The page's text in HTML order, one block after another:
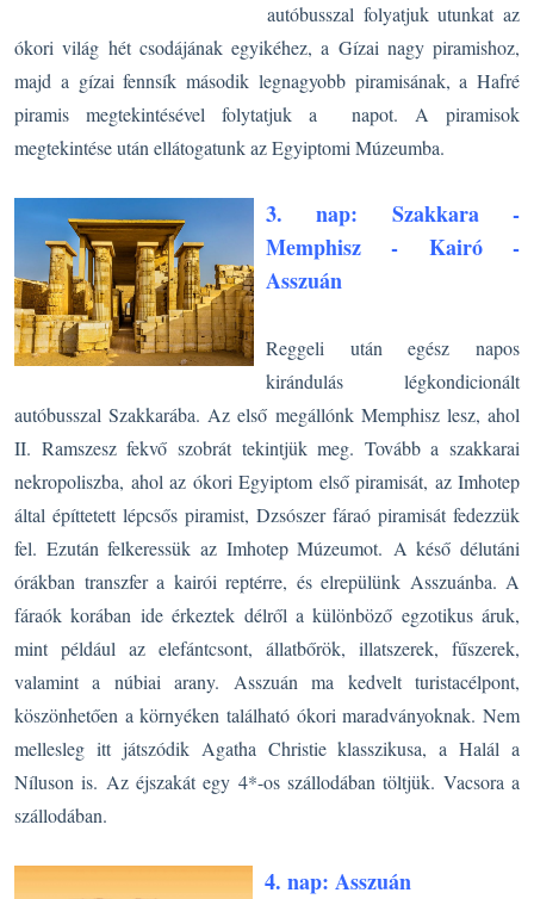
autóbusszal folyatjuk utunkat az
ókori világ hét csodájának egyikéhez, a Gízai nagy piramishoz,
majd a gízai fennsík második legnagyobb piramisának, a Hafré
piramis megtekintésével folytatjuk a napot. A piramisok
megtekintése után ellátogatunk az Egyiptomi Múzeumba.
3. nap: Szakkara -
Memphisz - Kairó -
Asszuán
Reggeli után egész napos
kirándulás légkondicionált
autóbusszal Szakkarába. Az első megállónk Memphisz lesz, ahol
II. Ramszesz fekvő szobrát tekintjük meg. Tovább a szakkarai
nekropoliszba, ahol az ókori Egyiptom első piramisát, az Imhotep
által építtetett lépcsős piramist, Dzsószer fáraó piramisát fedezzük
fel. Ezután felkeressük az Imhotep Múzeumot. A késő délutáni
órákban transzfer a kairói reptérre, és elrepülünk Asszuánba. A
fáraók korában ide érkeztek délről a különböző egzotikus áruk,
mint például az elefántcsont, állatbőrök, illatszerek, fűszerek,
valamint a núbiai arany. Asszuán ma kedvelt turistacélpont,
köszönhetően a környéken található ókori maradványoknak. Nem
mellesleg itt játszódik Agatha Christie klasszikusa, a Halál a
Níluson is. Az éjszakát egy 4*-os szállodában töltjük. Vacsora a
szállodában.
4. nap: Asszuán